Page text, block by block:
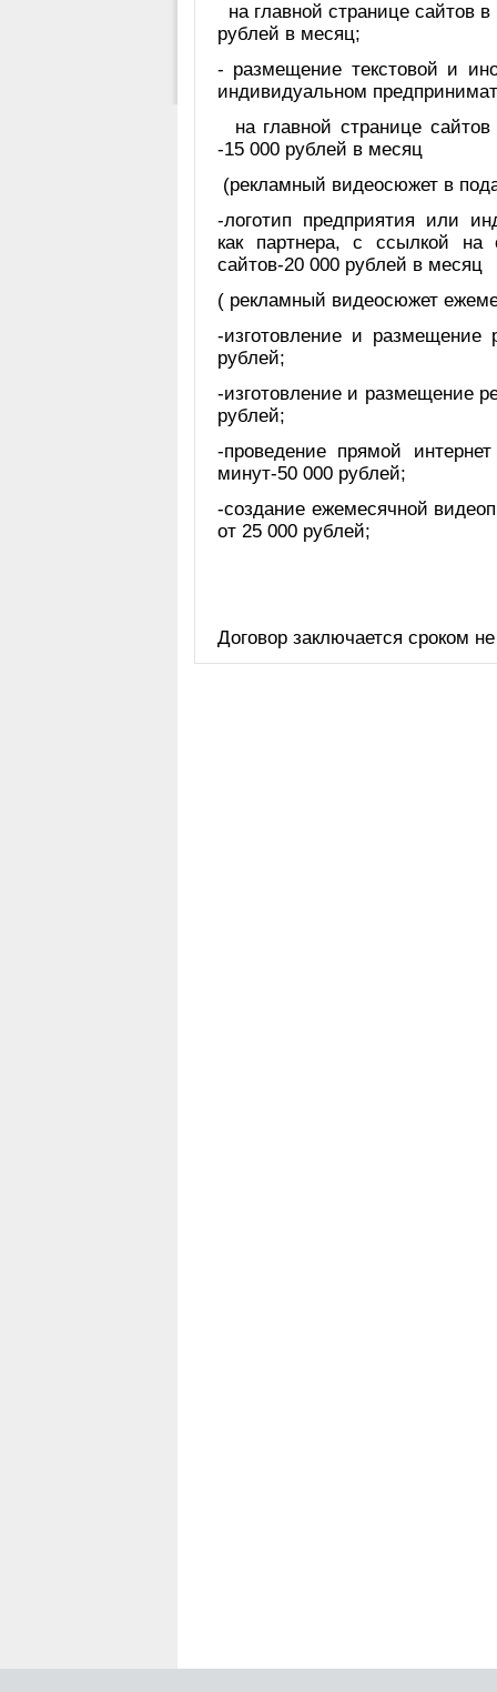
на главной странице сайтов
рублей в месяц;
- размещение текстовой и
индивидуальном
на главной странице
-15 000 рублей в месяц
(рекламный видеосюжет в
-логотип предприятия или
как партнера, с ссылкой
сайтов-20 000 рублей в месяц
( рекламный видеосюжет
-изготовление и размещение
рублей;
-изготовление и размещение
рублей;
-проведение прямой
минут-50 000 рублей;
-создание ежемесячной
от 25 000 рублей;
Договор заключается сроком